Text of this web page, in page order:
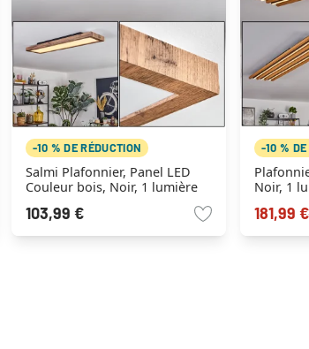
-10 % DE RÉDUCTION
Salmi Plafonnier, Panel LED
Couleur bois, Noir, 1 lumière
103,99 €
-10 % DE
Noir, 1
181,99 €